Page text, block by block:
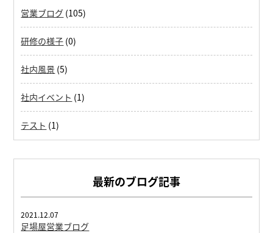
営業ブログ (105)
研修の様子 (0)
社内風景 (5)
社内イベント (1)
テスト (1)
最新のブログ記事
足場屋営業ブログ
2021.12.07